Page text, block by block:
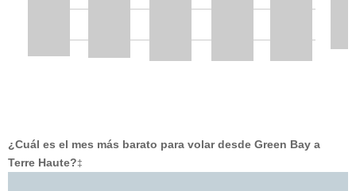
¿Cuál es el mes más barato para volar desde Green Bay a
Terre Haute?‡